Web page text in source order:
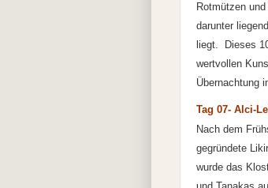
Rotmützen
darunter
liegt. Dieses
wertvollen
Übernachtung
Tag 07- Alci-
Nach dem
gegründete
wurde das